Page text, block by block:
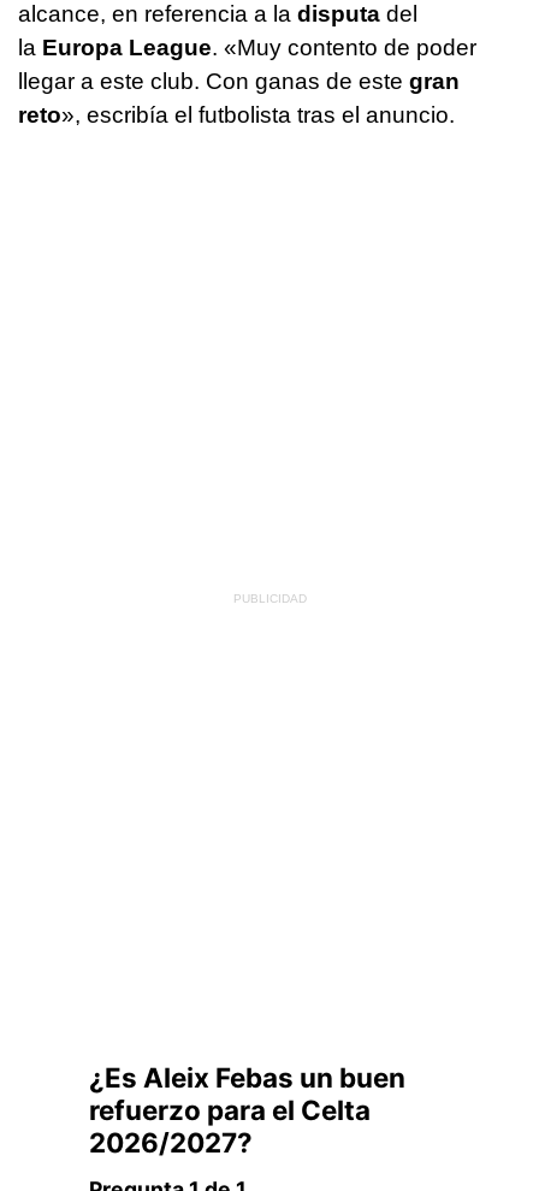
alcance, en referencia a la disputa del
la Europa League. «Muy contento de poder
llegar a este club. Con ganas de este gran
reto», escribía el futbolista tras el anuncio.